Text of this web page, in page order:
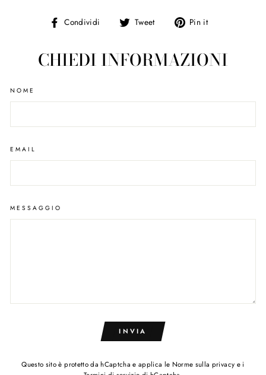
Condividi
CondividiTweet
Tweet Pin it
CHIEDI INFORMAZIONI
NOME
EMAIL
MESSAGGIO
INVIA
Questo sito è protetto da hCaptcha e applica le Norme sulla privacy e i